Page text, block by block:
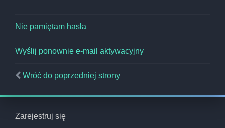
Nie pamiętam hasła
Wyślij ponownie e-mail aktywacyjny
Wróć do poprzedniej strony
Zarejestruj się